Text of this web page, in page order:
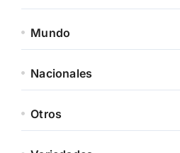
Mundo
Nacionales
Otros